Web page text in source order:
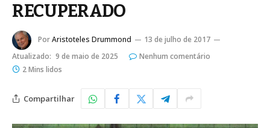
RECUPERADO
PorAristoteles Drummond
13 de julho de 2017
Atualizado: 9 de maio de 2025
Nenhum comentário
2 Mins lidos
Compartilhar